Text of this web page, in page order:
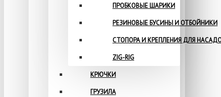
ПРОБКОВЫЕ ШАРИКИ
РЕЗИНОВЫЕ БУСИНЫ И ОТБОЙНИКИ
СТОПОРА И КРЕПЛЕНИЯ ДЛЯ
ZIG-RIG
КРЮЧКИ
ГРУЗИЛА